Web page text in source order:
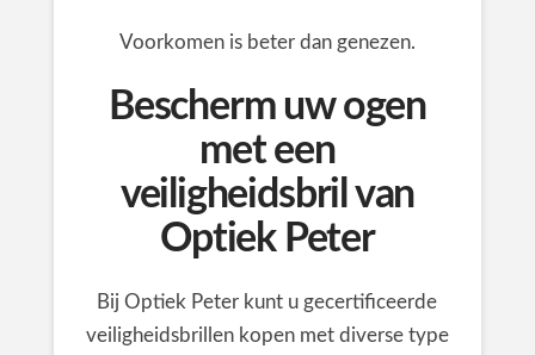
Voorkomen is beter dan genezen.
Bescherm uw ogen
met een
veiligheidsbril van
Optiek Peter
Bij Optiek Peter kunt u gecertificeerde
veiligheidsbrillen kopen met diverse type